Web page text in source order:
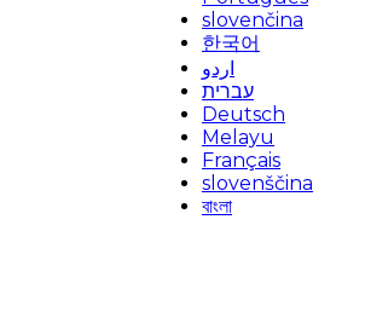
slovenčina
한국어
اردو
עברית
Deutsch
Melayu
Français
slovenščina
বাংলা